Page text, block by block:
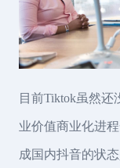
目前Tiktok虽然
业价值商业化进
成国内抖音的状